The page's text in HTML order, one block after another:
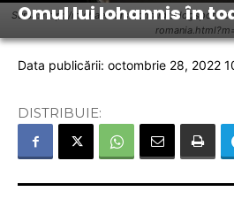
Sursă: http://
Omul lui Iohannis în
Data publicării: octombrie 28, 2022
DISTRIBUIE: